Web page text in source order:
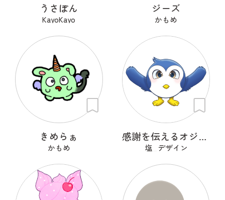
うさぽん
KayoKayo
ジーズ
かもめ
きめらぁ
かもめ
感謝を伝えるオジギドリ
塩_デザイン